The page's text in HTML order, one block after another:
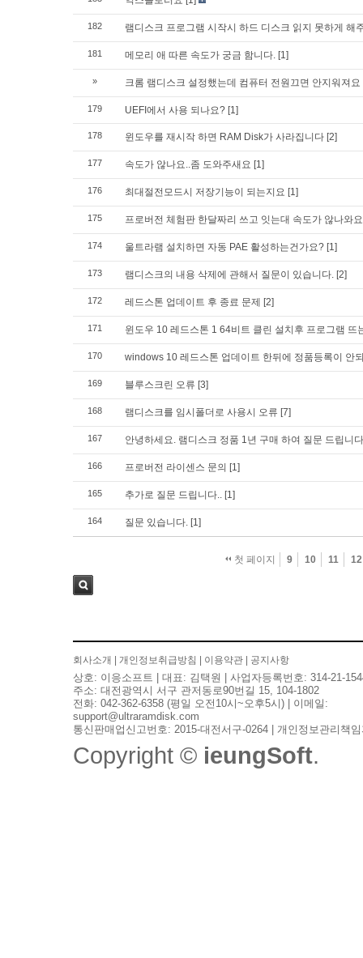
182 램디스크 프로그램 시작시 하드 디스크 읽지 못하게 해
181 메모리 애 따른 속도가 궁금 함니다. [1]
» 크롬 램디스크 설정했는데 컴퓨터 전원끄면 안지워져요
179 UEFI에서 사용 되나요? [1]
178 윈도우를 재시작 하면 RAM Disk가 사라집니다 [2]
177 속도가 않나요..좀 도와주새요 [1]
176 최대절전모드시 저장기능이 되는지요 [1]
175 프로버전 체험판 한달짜리 쓰고 잇는대 속도가 않나와요
174 울트라램 설치하면 자동 PAE 활성하는건가요? [1]
173 램디스크의 내용 삭제에 관해서 질문이 있습니다. [2]
172 레드스톤 업데이트 후 종료 문제 [2]
171 윈도우 10 레드스톤 1 64비트 클린 설치후 프로그램 뜨
170 windows 10 레드스톤 업데이트 한뒤에 정품등록이 안
169 블루스크린 오류 [3]
168 램디스크를 임시폴더로 사용시 오류 [7]
167 안녕하세요. 램디스크 정품 1년 구매 하여 질문 드립니다
166 프로버전 라이센스 문의 [1]
165 추가로 질문 드립니다.. [1]
164 질문 있습니다. [1]
첫 페이지 9 10 11 12
회사소개 개인정보취급방침 이용약관 공지사항
상호: 이응소프트 | 대표: 김택원 | 사업자등록번호: 314-21-
주소: 대전광역시 서구 관저동로90번길 15, 104-1802
전화: 042-362-6358 (평일 오전10시~오후5시) | 이메일:
support@ultraramdisk.com
통신판매업신고번호: 2015-대전서구-0264 | 개인정보관리책
Copyright © ieungSoft.